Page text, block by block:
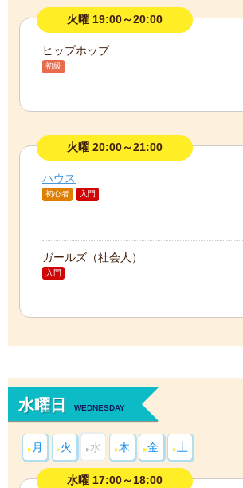
火曜 19:00～20:00
ヒップホップ
初級
火曜 20:00～21:00
ハウス
初心者 入門
ガールズ（社会人）
入門
水曜日 WEDNESDAY
月 火 水 木 金 土
水曜 17:00～18:00